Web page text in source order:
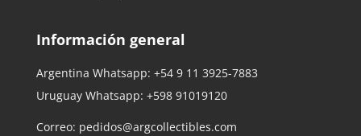
Información general
Argentina Whatsapp: +54 9 11 3925-7883
Uruguay Whatsapp: +598 91019120
Correo: pedidos@argcollectibles.com